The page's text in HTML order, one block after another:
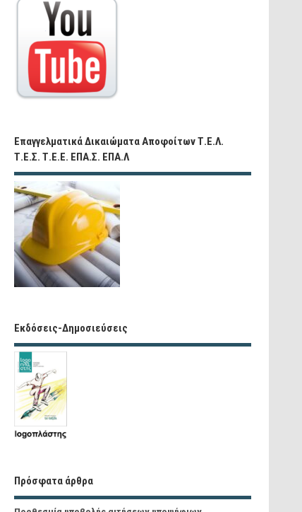
Επαγγελματικά Δικαιώματα Αποφοίτων Τ.Ε.Λ.
Τ.Ε.Σ. Τ.Ε.Ε. ΕΠΑ.Σ. ΕΠΑ.Λ
Εκδόσεις-Δημοσιεύσεις
Πρόσφατα άρθρα